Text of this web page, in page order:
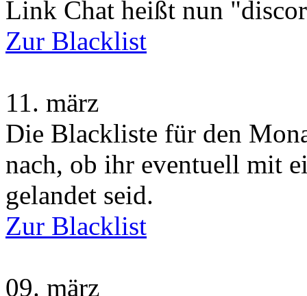
Link Chat heißt nun
Zur Blacklist
11. märz
Die Blackliste für den
nach, ob ihr eventuell mit
gelandet seid.
Zur Blacklist
09. märz